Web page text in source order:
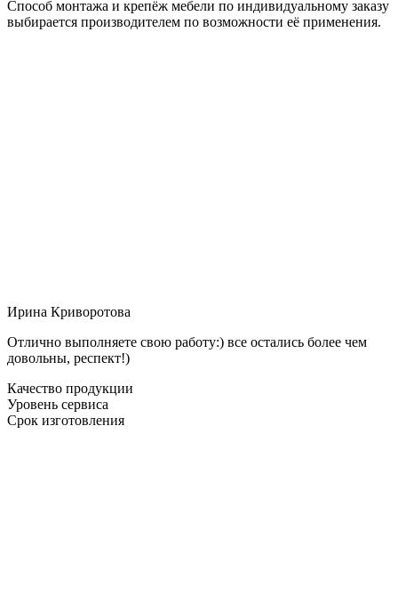
Способ монтажа и крепёж мебели по индивидуальному заказу
выбирается производителем по возможности её применения.
Ирина Криворотова
Отлично выполняете свою работу:) все остались более чем
довольны, респект!)
Качество продукции
Уровень сервиса
Срок изготовления